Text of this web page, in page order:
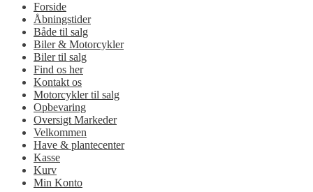
Forside
Åbningstider
Både til salg
Biler & Motorcykler
Biler til salg
Find os her
Kontakt os
Motorcykler til salg
Opbevaring
Oversigt Markeder
Velkommen
Have & plantecenter
Kasse
Kurv
Min Konto